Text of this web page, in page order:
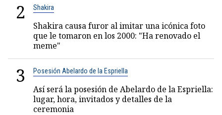
2 Shakira
Shakira causa furor al imitar una icónica foto
que le tomaron en los 2000: "Ha renovado el
meme"
3 Posesión Abelardo de la Espriella
Así será la posesión de Abelardo de la Espriella:
lugar, hora, invitados y detalles de la
ceremonia